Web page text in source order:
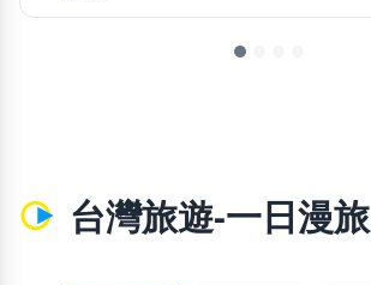
台灣旅遊-一日漫旅